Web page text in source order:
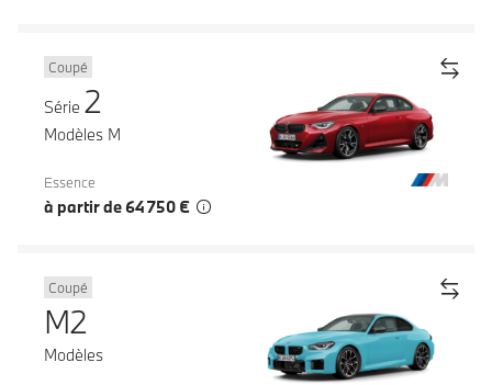
Coupé
Série 2
Modèles M
Essence
à partir de 64 750 €
Coupé
M2
Modèles